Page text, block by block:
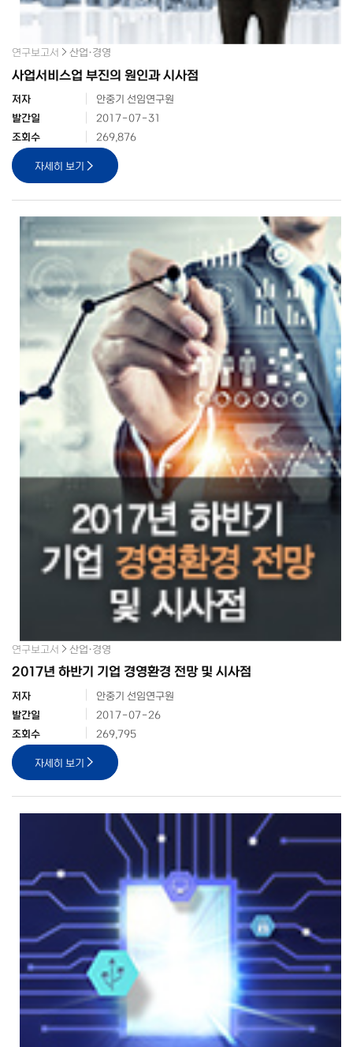
연구보고서 산업·경영
사업서비스업 부진의 원인과 시사점
저자
안중기 선임연구원
발간일
2017-07-31
조회수
269,876
자세히 보기
연구보고서 산업·경영
2017년 하반기 기업 경영환경 전망 및 시사점
저자
안중기 선임연구원
발간일
2017-07-26
조회수
269,795
자세히 보기